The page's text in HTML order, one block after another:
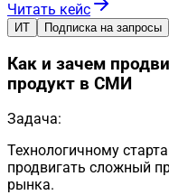
Читать кейс
ИТ Подписка на запросы
Как и зачем
продукт в СМИ
Задача:
Технологичному
продвигать сложный
рынка.